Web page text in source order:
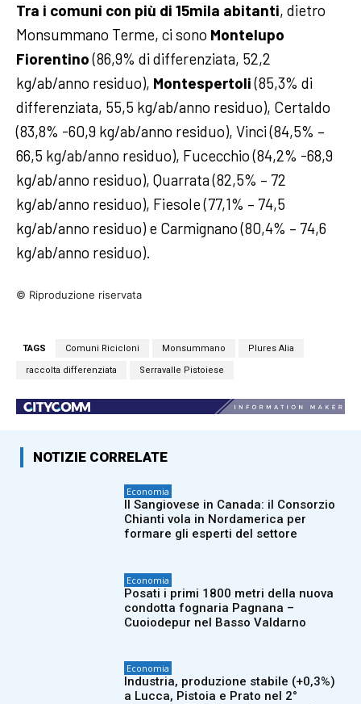
Tra i comuni con più di 15mila abitanti, dietro
Monsummano Terme, ci sono Montelupo
Fiorentino(86,9% di differenziata, 52,2
kg/ab/anno residuo), Montespertoli(85,3% di
differenziata, 55,5 kg/ab/anno residuo), Certaldo
(83,8% -60,9 kg/ab/anno residuo), Vinci (84,5% –
66,5 kg/ab/anno residuo), Fucecchio (84,2% -68,9
kg/ab/anno residuo), Quarrata (82,5% – 72
kg/ab/anno residuo), Fiesole (77,1% – 74,5
kg/ab/anno residuo) e Carmignano (80,4% – 74,6
kg/ab/anno residuo).
© Riproduzione riservata
TAGS Comuni Ricicloni Monsummano Plures Alia
raccolta differenziata Serravalle Pistoiese
NOTIZIE CORRELATE
Economia
Il Sangiovese in Canada: il Consorzio
Chianti vola in Nordamerica per
formare gli esperti del settore
Economia
Posati i primi 1800 metri della nuova
condotta fognaria Pagnana –
Cuoiodepur nel Basso Valdarno
Economia
Industria, produzione stabile (+0,3%)
a Lucca, Pistoia e Prato nel 2°